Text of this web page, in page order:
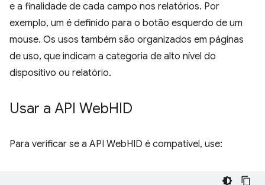
e a finalidade de cada campo nos relatórios. Por
exemplo, um é definido para o botão esquerdo de um
mouse. Os usos também são organizados em páginas
de uso, que indicam a categoria de alto nível do
dispositivo ou relatório.
Usar a API WebHID
Para verificar se a API WebHID é compatível, use: